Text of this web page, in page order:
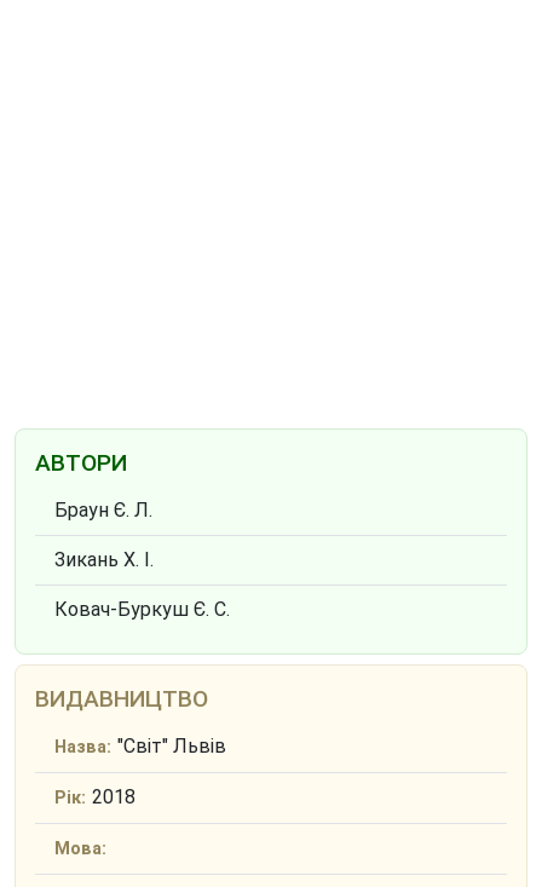
АВТОРИ
Браун Є. Л.
Зикань Х. І.
Ковач-Буркуш Є. С.
ВИДАВНИЦТВО
Назва: "Світ" Львів
Рік: 2018
Мова: